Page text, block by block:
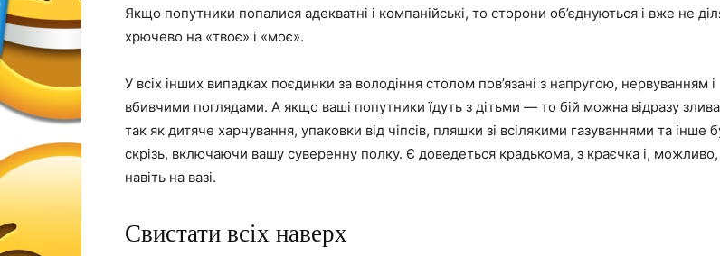
Якщо попутники попалися адекватні і компанійські, то сторони об’єднуються і вже не
хрючево на «твоє» і «моє».
У всіх інших випадках поєдинки за володіння столом пов’язані з напругою, нервуванням і
вбивчими поглядами. А якщо ваші попутники їдуть з дітьми — то бій можна відразу
так як дитяче харчування, упаковки від чіпсів, пляшки зі всілякими газуваннями та інше
скрізь, включаючи вашу суверенну полку. Є доведеться крадькома, з краєчка і, можливо,
навіть на вазі.
Свистати всіх наверх